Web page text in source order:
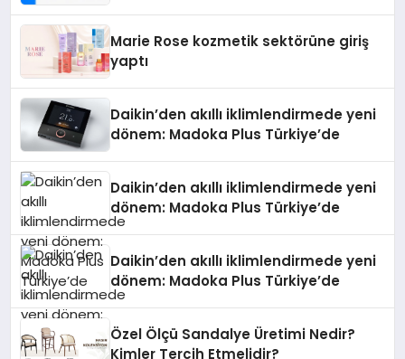
Marie Rose kozmetik sektörüne giriş
yaptı
Daikin’den akıllı iklimlendirmede yeni
dönem: Madoka Plus Türkiye’de
Daikin’den akıllı iklimlendirmede yeni
dönem: Madoka Plus Türkiye’de
Daikin’den akıllı iklimlendirmede yeni
dönem: Madoka Plus Türkiye’de
Özel Ölçü Sandalye Üretimi Nedir?
Kimler Tercih Etmelidir?